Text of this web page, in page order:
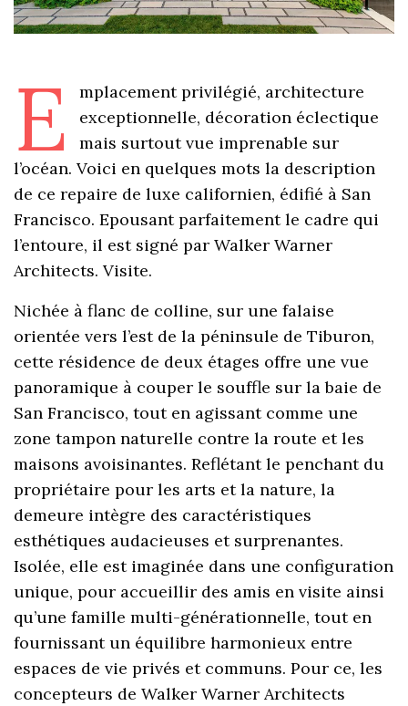
E
mplacement privilégié, architecture
exceptionnelle, décoration éclectique
mais surtout vue imprenable sur
l’océan. Voici en quelques mots la description
de ce repaire de luxe californien, édifié à San
Francisco. Epousant parfaitement le cadre qui
l’entoure, il est signé par Walker Warner
Architects. Visite.
Nichée à flanc de colline, sur une falaise
orientée vers l’est de la péninsule de Tiburon,
cette résidence de deux étages offre une vue
panoramique à couper le souffle sur la baie de
San Francisco, tout en agissant comme une
zone tampon naturelle contre la route et les
maisons avoisinantes. Reflétant le penchant du
propriétaire pour les arts et la nature, la
demeure intègre des caractéristiques
esthétiques audacieuses et surprenantes.
Isolée, elle est imaginée dans une configuration
unique, pour accueillir des amis en visite ainsi
qu’une famille multi-générationnelle, tout en
fournissant un équilibre harmonieux entre
espaces de vie privés et communs. Pour ce, les
concepteurs de Walker Warner Architects